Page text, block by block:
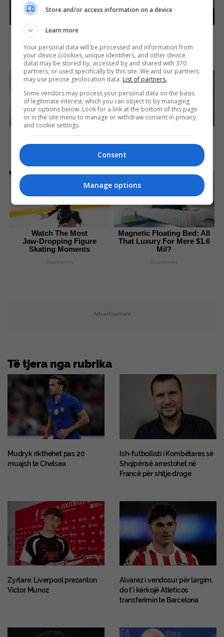
How Did They Get Gina
Carano To Take It All Back?
Brainberries
Date
Brainberries
Watch The Most
Jaw‑Dropping Figure
Skating Moments
Brainberries
Magnetic Floating Bed: All
That Luxury For Mere $1.6
Mil?
Brainberries
Advertisement
Të tjera nga rubrika
Mudryk rikthehet pas 20
muajsh te Chelsea
Ish-futbollisti i Kombëtares së
Shqipërisë arrestohet në
Francë për shitje droge
Zyrtare: Liverpool prezanton
Victor Munoz
Alvarez i vendosur për largim,
do t’i kërkojë Atleticos
transferimin te Barcelona
Store and/or access information on a device
Learn more
Your personal data will be processed and information from
your device (cookies, unique identifiers, and other device
data) may be stored by, accessed by and shared with 370
partners, or used specifically by this site. We and our partners
may use precise geolocation data. List of partners.
Some vendors may process your personal data on the basis
of legitimate interest, which you can object to by managing
your options below. Look for a link at the bottom of this page
or in the site menu to manage or withdraw consent in privacy
and cookie settings.
Consent
Manage options